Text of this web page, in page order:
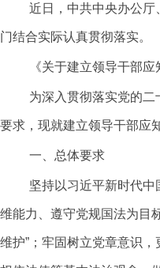
近日，中共中央办公
门结合实际认真贯彻落实。
《关于建立领导干部
为深入贯彻落实党的
要求，现就建立领导干部应
一、总体要求
坚持以习近平新时代
维能力、遵守党规国法为目
维护”；牢固树立党章意识